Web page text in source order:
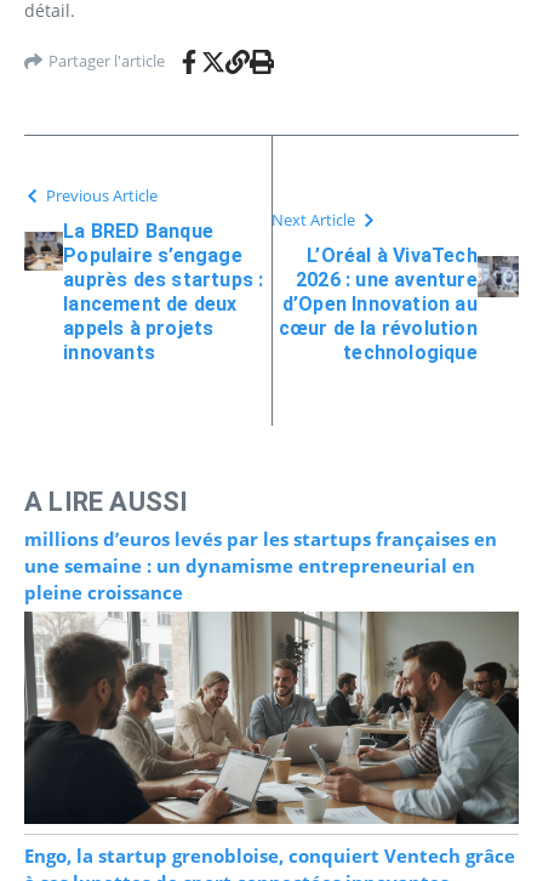
détail.
Partager l'article
Previous Article
La BRED Banque
Populaire s’engage
auprès des startups :
lancement de deux
appels à projets
innovants
Next Article
L’Oréal à VivaTech
2026 : une aventure
d’Open Innovation au
cœur de la révolution
technologique
A LIRE AUSSI
millions d’euros levés par les startups françaises en
une semaine : un dynamisme entrepreneurial en
pleine croissance
Engo, la startup grenobloise, conquiert Ventech grâce